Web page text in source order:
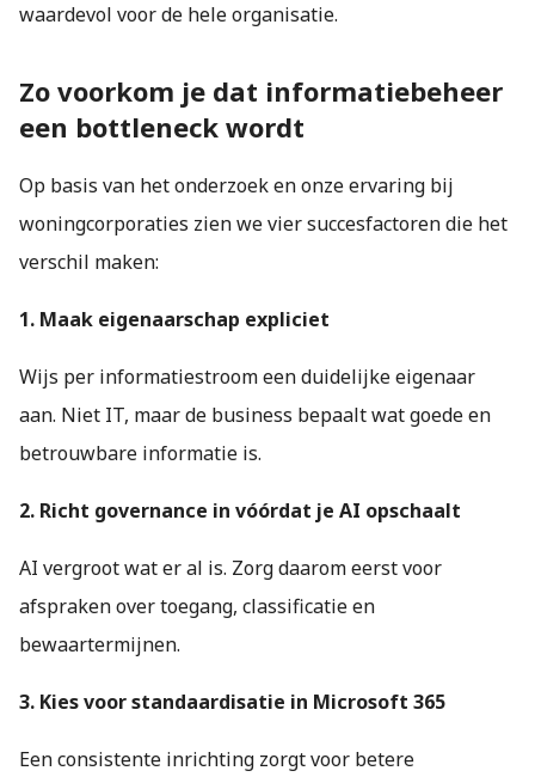
waardevol voor de hele organisatie.
Zo voorkom je dat informatiebeheer
een bottleneck wordt
Op basis van het onderzoek en onze ervaring bij
woningcorporaties zien we vier succesfactoren die het
verschil maken:
1. Maak eigenaarschap expliciet
Wijs per informatiestroom een duidelijke eigenaar
aan. Niet IT, maar de business bepaalt wat goede en
betrouwbare informatie is.
2. Richt governance in vóórdat je AI opschaalt
AI vergroot wat er al is. Zorg daarom eerst voor
afspraken over toegang, classificatie en
bewaartermijnen.
3. Kies voor standaardisatie in Microsoft 365
Een consistente inrichting zorgt voor betere